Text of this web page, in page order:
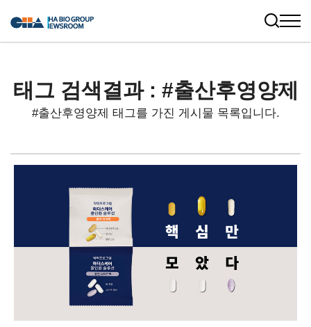
태그 검색결과 : #출산후영양제
#출산후영양제 태그를 가진 게시물 목록입니다.